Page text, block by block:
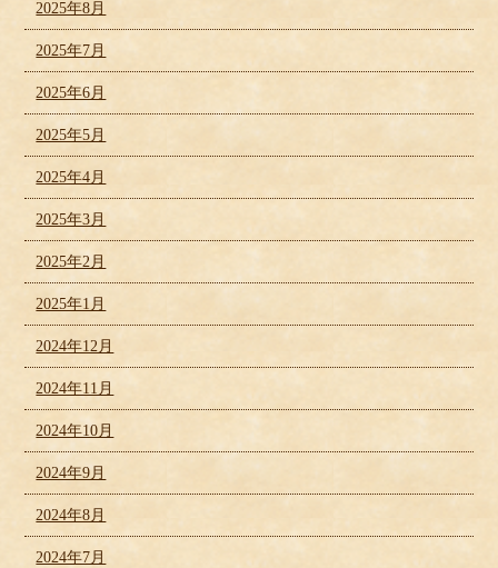
2025年8月
2025年7月
2025年6月
2025年5月
2025年4月
2025年3月
2025年2月
2025年1月
2024年12月
2024年11月
2024年10月
2024年9月
2024年8月
2024年7月